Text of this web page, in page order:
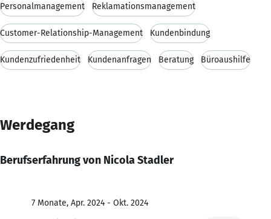
Personalmanagement Reklamationsmanagement
Customer-Relationship-Management Kundenbindung
Kundenzufriedenheit Kundenanfragen Beratung Büroaushilfe
Werdegang
Berufserfahrung von Nicola Stadler
7 Monate, Apr. 2024 - Okt. 2024